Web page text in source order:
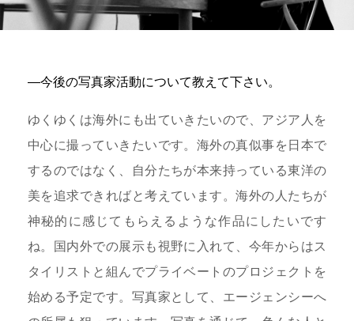
―今後の写真家活動について教えて下さい。
ゆくゆくは海外にも出ていきたいので、アジア人を
中心に撮っていきたいです。海外の真似事を日本で
するのではなく、自分たちが本来持っている東洋の
美を追求できればと考えています。海外の人たちが
神秘的に感じてもらえるような作品にしたいです
ね。国内外での展示も視野に入れて、今年からはス
タイリストと組んでプライベートのプロジェクトを
始める予定です。写真家として、エージェンシーへ